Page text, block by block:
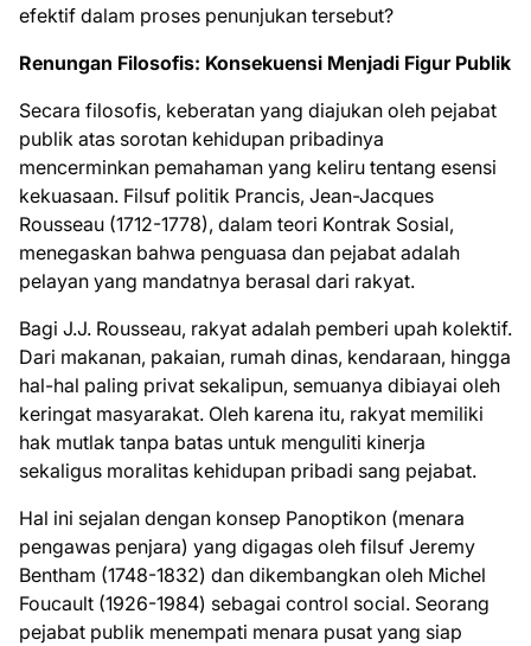
efektif dalam proses penunjukan tersebut?
Renungan Filosofis: Konsekuensi Menjadi Figur Publik
Secara filosofis, keberatan yang diajukan oleh pejabat
publik atas sorotan kehidupan pribadinya
mencerminkan pemahaman yang keliru tentang esensi
kekuasaan. Filsuf politik Prancis, Jean-Jacques
Rousseau (1712-1778), dalam teori Kontrak Sosial,
menegaskan bahwa penguasa dan pejabat adalah
pelayan yang mandatnya berasal dari rakyat.
Bagi J.J. Rousseau, rakyat adalah pemberi upah kolektif.
Dari makanan, pakaian, rumah dinas, kendaraan, hingga
hal-hal paling privat sekalipun, semuanya dibiayai oleh
keringat masyarakat. Oleh karena itu, rakyat memiliki
hak mutlak tanpa batas untuk menguliti kinerja
sekaligus moralitas kehidupan pribadi sang pejabat.
Hal ini sejalan dengan konsep Panoptikon (menara
pengawas penjara) yang digagas oleh filsuf Jeremy
Bentham (1748-1832) dan dikembangkan oleh Michel
Foucault (1926-1984) sebagai control social. Seorang
pejabat publik menempati menara pusat yang siap